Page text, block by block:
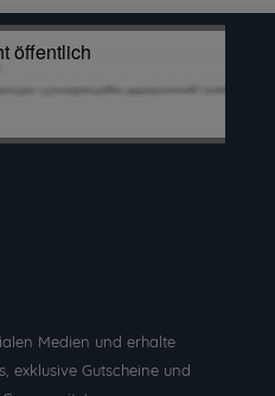
Medien und erhalte
exklusive Gutscheine und